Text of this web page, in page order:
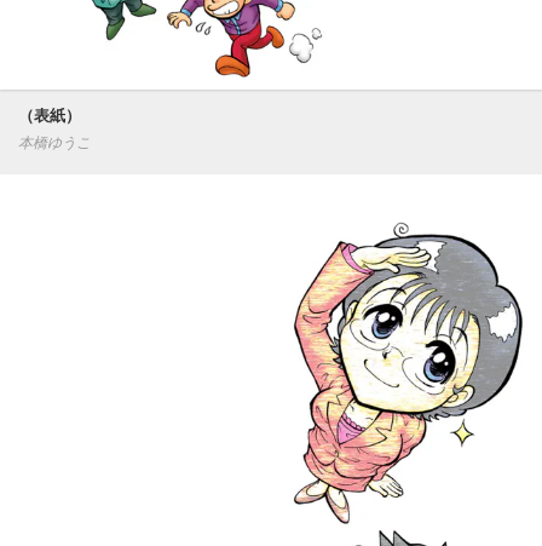
（表紙）
本橋ゆうこ